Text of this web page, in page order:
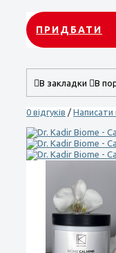
ПРИДБАТИ
В закладки В
0 відгуків / Написати